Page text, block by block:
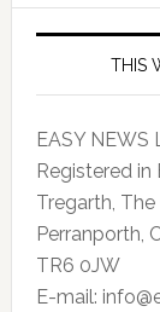
THIS
EASY NEWS
Registered in
Tregarth, The
Perranporth,
TR6 0JW
E-mail: